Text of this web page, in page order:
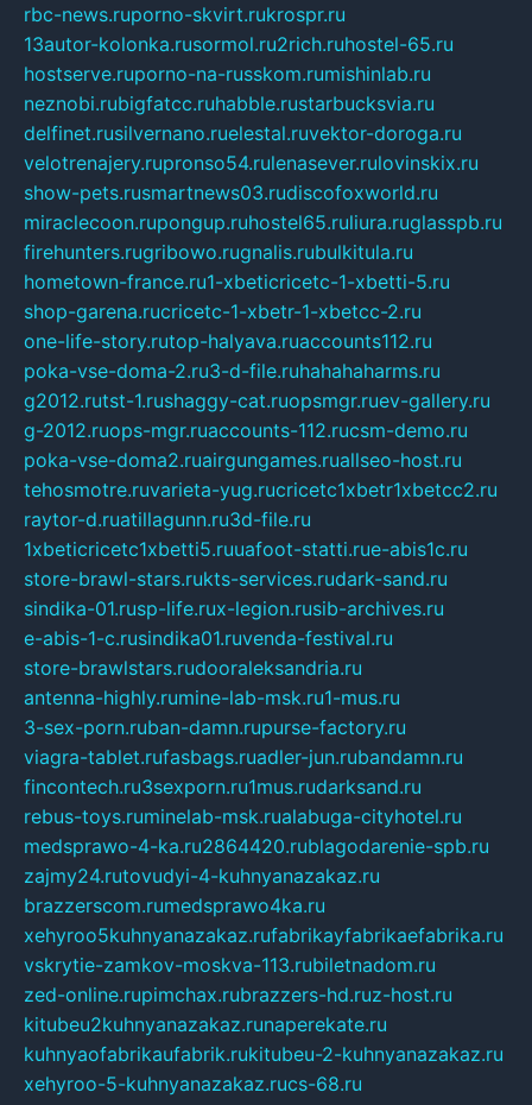
rbc-news.ruporno-skvirt.rukrospr.ru
13autor-kolonka.rusormol.ru2rich.ruhostel-65.ru
hostserve.ruporno-na-russkom.rumishinlab.ru
neznobi.rubigfatcc.ruhabble.rustarbucksvia.ru
delfinet.rusilvernano.ruelestal.ruvektor-doroga.ru
velotrenajery.rupronso54.rulenasever.rulovinskix.ru
show-pets.rusmartnews03.rudiscofoxworld.ru
miraclecoon.rupongup.ruhostel65.ruliura.ruglasspb.ru
firehunters.rugribowo.rugnalis.rubulkitula.ru
hometown-france.ru1-xbeticricetc-1-xbetti-5.ru
shop-garena.rucricetc-1-xbetr-1-xbetcc-2.ru
one-life-story.rutop-halyava.ruaccounts112.ru
poka-vse-doma-2.ru3-d-file.ruhahahaharms.ru
g2012.rutst-1.rushaggy-cat.ruopsmgr.ruev-gallery.ru
g-2012.ruops-mgr.ruaccounts-112.rucsm-demo.ru
poka-vse-doma2.ruairgungames.ruallseo-host.ru
tehosmotre.ruvarieta-yug.rucricetc1xbetr1xbetcc2.ru
raytor-d.ruatillagunn.ru3d-file.ru
1xbeticricetc1xbetti5.ruuafoot-statti.rue-abis1c.ru
store-brawl-stars.rukts-services.rudark-sand.ru
sindika-01.rusp-life.rux-legion.rusib-archives.ru
e-abis-1-c.rusindika01.ruvenda-festival.ru
store-brawlstars.rudooraleksandria.ru
antenna-highly.rumine-lab-msk.ru1-mus.ru
3-sex-porn.ruban-damn.rupurse-factory.ru
viagra-tablet.rufasbags.ruadler-jun.rubandamn.ru
fincontech.ru3sexporn.ru1mus.rudarksand.ru
rebus-toys.ruminelab-msk.rualabuga-cityhotel.ru
medsprawo-4-ka.ru2864420.rublagodarenie-spb.ru
zajmy24.rutovudyi-4-kuhnyanazakaz.ru
brazzerscom.rumedsprawo4ka.ru
xehyroo5kuhnyanazakaz.rufabrikayfabrikaefabrika.ru
vskrytie-zamkov-moskva-113.rubiletnadom.ru
zed-online.rupimchax.rubrazzers-hd.ruz-host.ru
kitubeu2kuhnyanazakaz.runaperekate.ru
kuhnyaofabrikaufabrik.rukitubeu-2-kuhnyanazakaz.ru
xehyroo-5-kuhnyanazakaz.rucs-68.ru